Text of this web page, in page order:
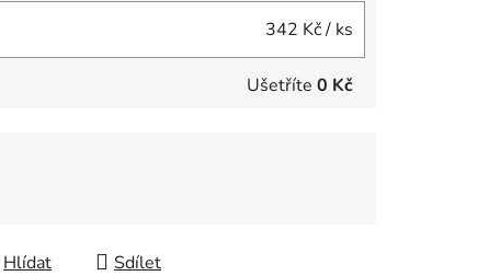
342 Kč/ ks
Ušetříte 0 Kč
Hlídat Sdílet